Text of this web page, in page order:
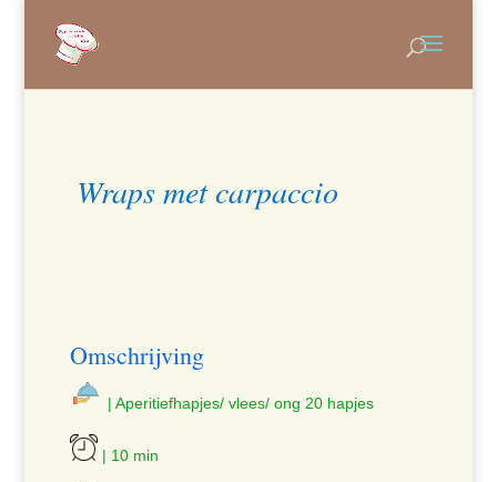
Wraps met carpaccio
Omschrijving
| Aperitiefhapjes/ vlees/ ong 20 hapjes
| 10 min